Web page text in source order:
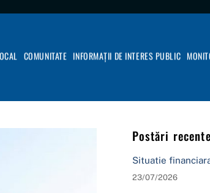
COMUNITATE INFORMAȚII DE INTERES PUBLIC
Postări recente
Situatie
23/07/2026